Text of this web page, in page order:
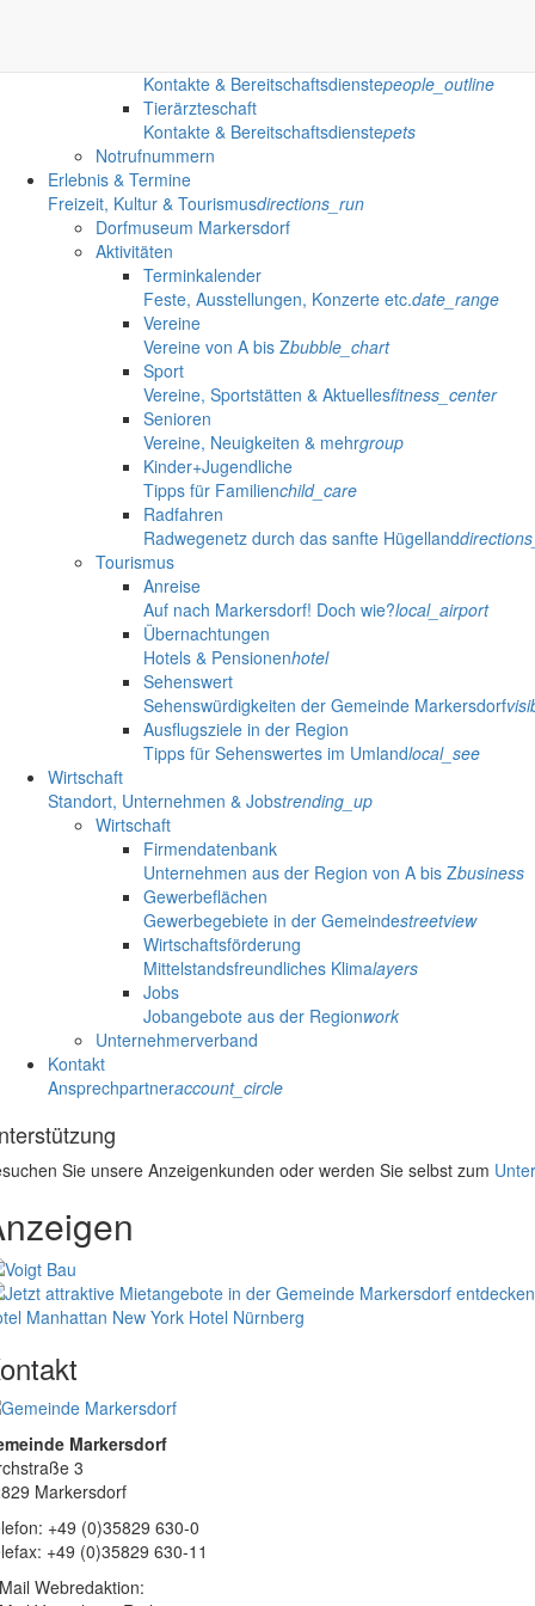
Kontakte & Bereitschaftsdienstepeople_outline
Tierärzteschaft
Kontakte & Bereitschaftsdienstepets
Notrufnummern
Erlebnis & Termine
Freizeit, Kultur & Tourismusdirections_run
Dorfmuseum Markersdorf
Aktivitäten
Terminkalender
Feste, Ausstellungen, Konzerte etc.date_range
Vereine
Vereine von A bis Zbubble_chart
Sport
Vereine, Sportstätten & Aktuellesfitness_center
Senioren
Vereine, Neuigkeiten & mehrgroup
Kinder+Jugendliche
Tipps für Familienchild_care
Radfahren
Radwegenetz durch das sanfte Hügelland
Tourismus
Anreise
Auf nach Markersdorf! Doch wie?local_airport
Übernachtungen
Hotels & Pensionenhotel
Sehenswert
Sehenswürdigkeiten der Gemeinde Markersdorf
Ausflugsziele in der Region
Tipps für Sehenswertes im Umlandlocal_see
Wirtschaft
Standort, Unternehmen & Jobstrending_up
Wirtschaft
Firmendatenbank
Unternehmen aus der Region von A bis Zbusiness
Gewerbeflächen
Gewerbegebiete in der Gemeindestreetview
Wirtschaftsförderung
Mittelstandsfreundliches Klimalayers
Jobs
Jobangebote aus der Regionwork
Unternehmerverband
Kontakt
Ansprechpartneraccount_circle
Sie unsere Anzeigenkunden oder werden Sie selbst zum
Manhattan New York Hotel Nürnberg
Markersdorf
3
Markersdorf
+49 (0)35829 630-0
+49 (0)35829 630-11
Webredaktion: